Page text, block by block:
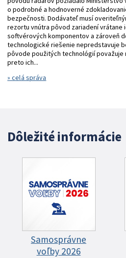
o podrobné a hodnoverné
bezpečnosti. Dodávateľ musí
rezortu vnútra pôvod zariadení vrátane
softvérových komponentov a zároveň
technologické riešenie nepredstavuje
pôvode použitých technológií
preto ich...
» celá správa
Dôležité informácie
Samosprávne
voľby 2026